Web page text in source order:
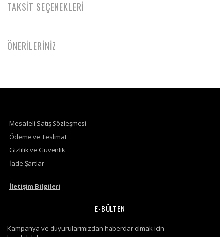
TAKSİT SEÇENEKLERİ
ÖNERİLERİNİZ
Mesafeli Satış Sözleşmesi
Ödeme ve Teslimat
Gizlilik ve Güvenlik
İade Şartlar
İletişim Bilgileri
E-BÜLTEN
Kampanya ve duyurularımızdan haberdar olmak için